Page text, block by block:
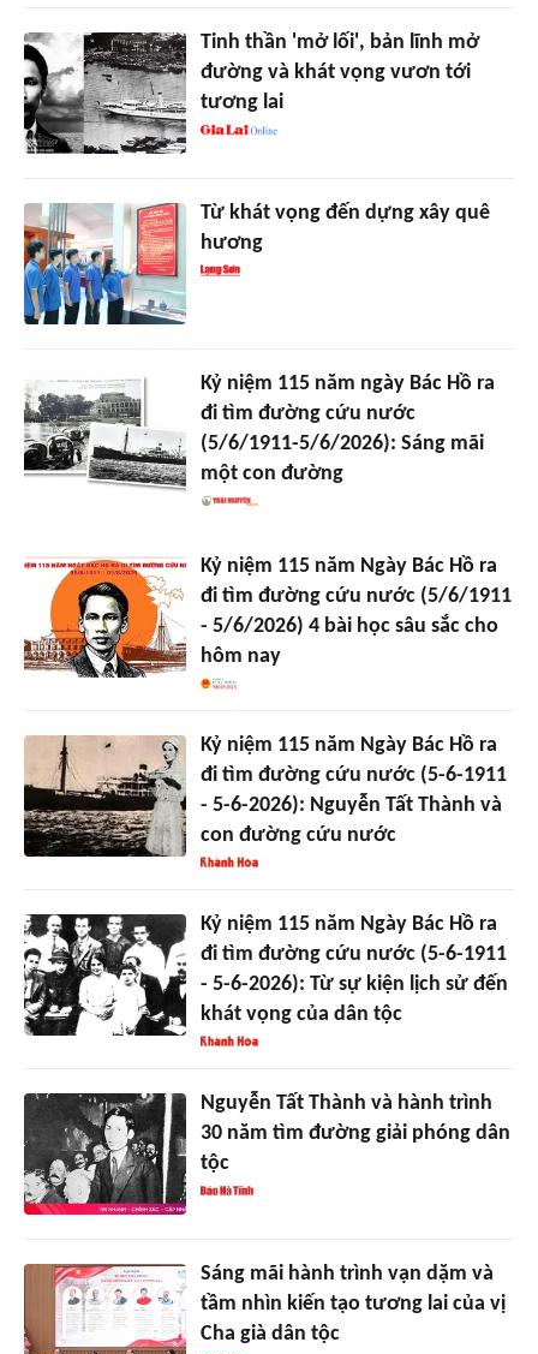
Tinh thần 'mở lối', bản lĩnh mở
đường và khát vọng vươn tới
tương lai
Từ khát vọng đến dựng xây quê
hương
Kỷ niệm 115 năm ngày Bác Hồ ra
đi tìm đường cứu nước
(5/6/1911-5/6/2026): Sáng mãi
một con đường
Kỷ niệm 115 năm Ngày Bác Hồ ra
đi tìm đường cứu nước (5/6/1911
- 5/6/2026) 4 bài học sâu sắc cho
hôm nay
Kỷ niệm 115 năm Ngày Bác Hồ ra
đi tìm đường cứu nước (5-6-1911
- 5-6-2026): Nguyễn Tất Thành và
con đường cứu nước
Kỷ niệm 115 năm Ngày Bác Hồ ra
đi tìm đường cứu nước (5-6-1911
- 5-6-2026): Từ sự kiện lịch sử đến
khát vọng của dân tộc
Nguyễn Tất Thành và hành trình
30 năm tìm đường giải phóng dân
tộc
Sáng mãi hành trình vạn dặm và
tầm nhìn kiến tạo tương lai của vị
Cha già dân tộc